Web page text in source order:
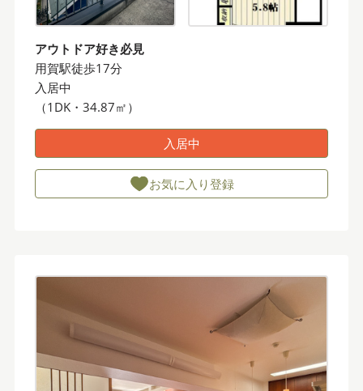
アウトドア好き必見
用賀駅徒歩17分
入居中
（1DK・34.87㎡）
入居中
お気に入り登録